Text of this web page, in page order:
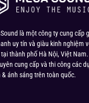
là một công ty cung cấp
uy tín và giàu kinh nghiệm
thành phố Hà Nội, Việt
cung cấp và thi công các
& ánh sáng trên toàn quốc.